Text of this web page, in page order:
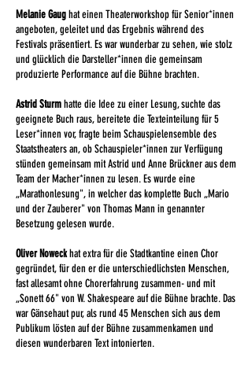
Melanie Gaughat einen Theaterworkshop für Senior*innen
angeboten, geleitet und das Ergebnis während des
Festivals präsentiert. Es war wunderbar zu sehen, wie stolz
und glücklich die Darsteller*innen die gemeinsam
produzierte Performance auf die Bühne brachten.
Astrid Sturmhatte die Idee zu einer Lesung, suchte das
geeignete Buch raus, bereitete die Texteinteilung für 5
Leser*innen vor, fragte beim Schauspielensemble des
Staatstheaters an, ob Schauspieler*innen zur Verfügung
stünden gemeinsam mit Astrid und Anne Brückner aus dem
Team der Macher*innen zu lesen. Es wurde eine
„Marathonlesung", in welcher das komplette Buch „Mario
und der Zauberer" von Thomas Mann in genannter
Besetzung gelesen wurde.
Oliver Noweckhat extra für die Stadtkantine einen Chor
gegründet, für den er die unterschiedlichsten Menschen,
fast allesamt ohne Chorerfahrung zusammen- und mit
„Sonett 66" von W. Shakespeare auf die Bühne brachte. Das
war Gänsehaut pur, als rund 45 Menschen sich aus dem
Publikum lösten auf der Bühne zusammenkamen und
diesen wunderbaren Text intonierten.